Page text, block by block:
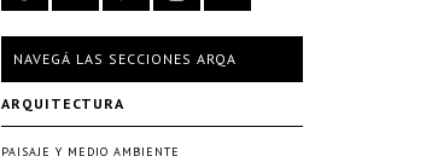
NAVEGÁ LAS SECCIONES ARQA
ARQUITECTURA
PAISAJE Y MEDIO AMBIENTE